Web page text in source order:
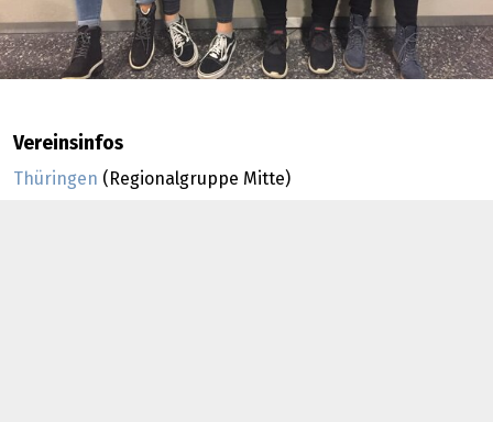
Vereinsinfos
Thüringen (Regionalgruppe Mitte)